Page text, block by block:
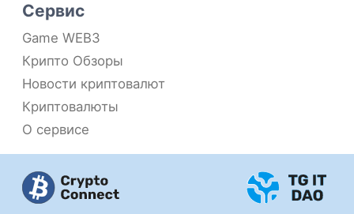
Сервис
Game WEB3
Крипто Обзоры
Новости криптовалют
Криптовалюты
О сервисе